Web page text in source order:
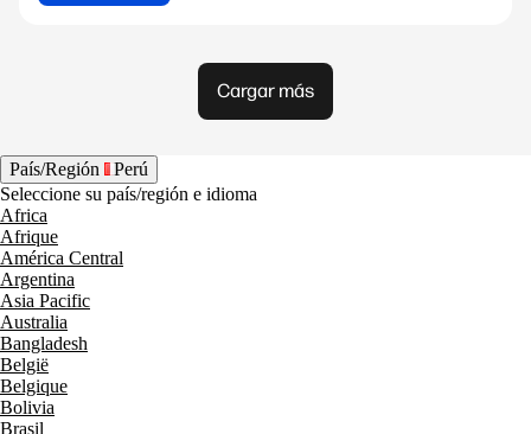
Cargar más
País/Región
Perú
Seleccione su país/región e idioma
Africa
Afrique
América Central
Argentina
Asia Pacific
Australia
Bangladesh
België
Belgique
Bolivia
Brasil